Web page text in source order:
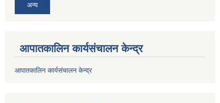
अन्य
आपातकालिन कार्यसंचालन केन्द्र
आपातकालिन कार्यसंचालन केन्द्र